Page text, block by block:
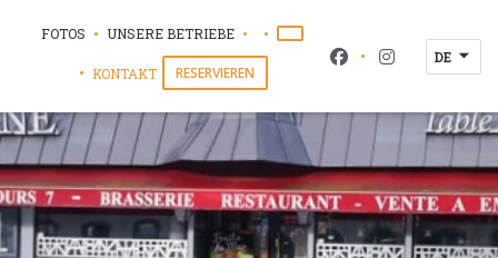
FOTOS UNSERE BETRIEBE
((ÖFFNET EIN NEUES FENSTER))
((ÖFFNET EIN NEUES
KONTAKT
RESERVIEREN Facebook ((öffnet
Instagram
DE